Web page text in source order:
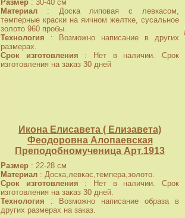
Размер : 30-40 см
Материал : Доска липовая с левкасом,
темперные краски на яичном желтке, сусальное
золото 960 пробы.
Технология : Возможно написание в других
размерах.
Срок изготовления : Нет в наличии. Срок
изготовления на заказ 30 дней
Икона Елисавета ( Елизавета)
Феодоровна Алопаевская
Преподобномученица Арт.1913
Размер : 22-28 см
Материал : Доска,левкас,темпера,золото.
Срок изготовления : Нет в наличии. Срок
изготовления на заказ 30 дней.
Технология : Возможно написание образа в
других размерах на заказ.